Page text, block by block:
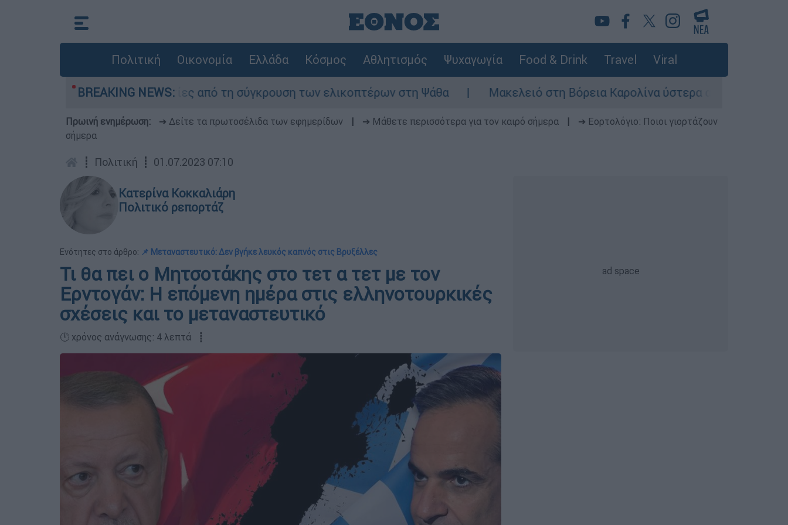
Πολιτική Οικονομία Ελλάδα Κόσμος Αθλητισμός Ψυχαγωγία Food & Drink Travel Viral
BREAKING NEWS:
οι δύο τραυματίες από τη σύγκρουση των ελικοπτέρων στη Ψάθα Μακελειό στη Βόρεια Καρολίνα ύστερα από πυροβολισμούς:
Πρωινή ενημέρωση: ➔ Δείτε τα πρωτοσέλιδα των εφημερίδων ➔ Μάθετε περισσότερα για τον καιρό σήμερα
➔ Εορτολόγιο: Ποιοι γιορτάζουν
σήμερα
┋ Πολιτική ┋ 01.07.2023 07:10
Κατερίνα Κοκκαλιάρη
Πολιτικό ρεπορτάζ
Ενότητες στο άρθρο: 📌 Μεταναστευτικό: Δεν βγήκε λευκός καπνός στις Βρυξέλλες
Τι θα πει ο Μητσοτάκης στο τετ α τετ με τον
Ερντογάν: Η επόμενη ημέρα στις ελληνοτουρκικές
σχέσεις και το μεταναστευτικό
🕛 χρόνος ανάγνωσης: 4 λεπτά ┋